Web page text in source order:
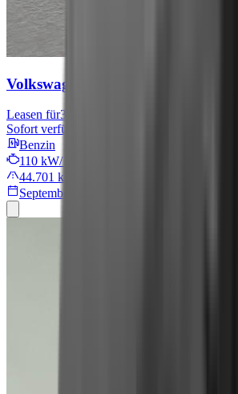
Volkswagen Tiguan
Leasen für301 € mtl.
Sofort verfügbar
Benzin
110 kW/149 PS
44.701 km
September 2024